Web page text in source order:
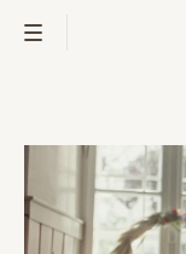
Bio-Thek